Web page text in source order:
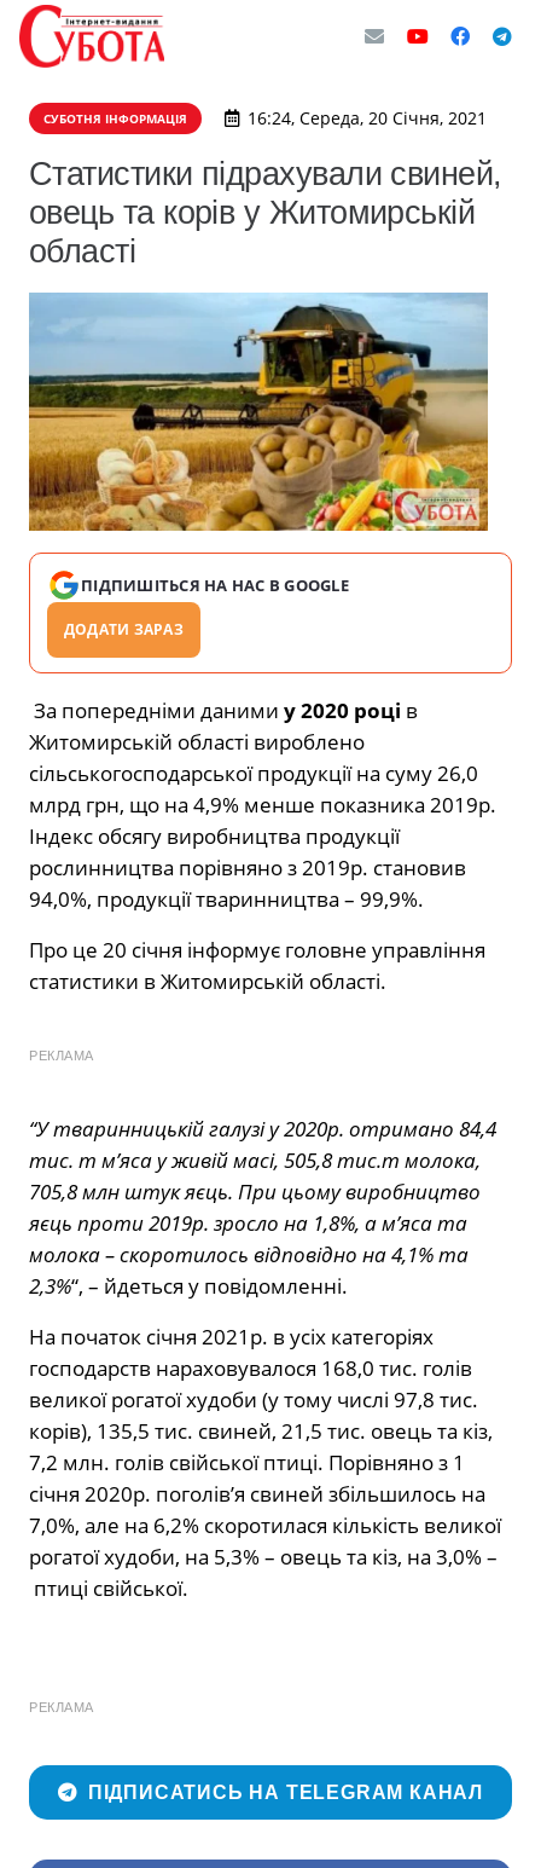
СУБОТНЯ ІНФОРМАЦІЯ 16:24, Середа, 20 Січня, 2021
Статистики підрахували свиней,
овець та корів у Житомирській
області
ПІДПИШІТЬСЯ НА НАС В GOOGLE
ДОДАТИ ЗАРАЗ
За попередніми даними у 2020 році в
Житомирській області вироблено
сільськогосподарської продукції на суму 26,0
млрд грн, що на 4,9% менше показника 2019р.
Індекс обсягу виробництва продукції
рослинництва порівняно з 2019р. становив
94,0%, продукції тваринництва – 99,9%.
Про це 20 січня інформує головне управління
статистики в Житомирській області.
РЕКЛАМА
“У тваринницькій галузі у 2020р. отримано 84,4
тис. т м’яса у живій масі, 505,8 тис.т молока,
705,8 млн штук яєць. При цьому виробництво
яєць проти 2019р. зросло на 1,8%, а м’яса та
молока – скоротилось відповідно на 4,1% та
2,3%“, – йдеться у повідомленні.
На початок січня 2021р. в усіх категоріях
господарств нараховувалося 168,0 тис. голів
великої рогатої худоби (у тому числі 97,8 тис.
корів), 135,5 тис. свиней, 21,5 тис. овець та кіз,
7,2 млн. голів свійської птиці. Порівняно з 1
січня 2020р. поголів’я свиней збільшилось на
7,0%, але на 6,2% скоротилася кількість великої
рогатої худоби, на 5,3% – овець та кіз, на 3,0% –
птиці свійської.
РЕКЛАМА
ПІДПИСАТИСЬ НА TELEGRAM КАНАЛ